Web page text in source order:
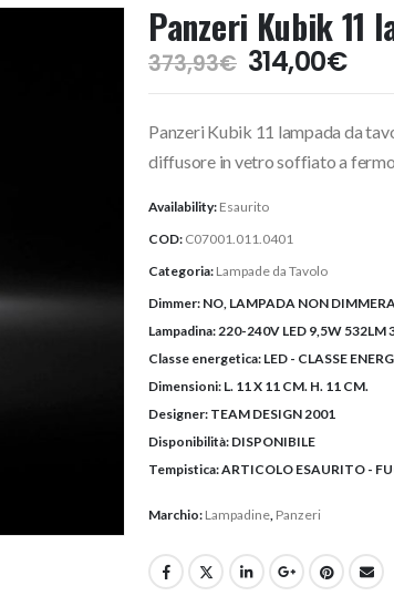
Panzeri Kubik 11
373,93€ Il
prezzo
era:
373,93€.
314,00€Il
è:
Panzeri Kubik 11 lampada da
diffusore in vetro soffiato a
Availability: Esaurito
COD: C07001.011.0401
Categoria: Lampade da Tavolo
Dimmer: NO, LAMPADA NON
Lampadina: 220-240V LED 9,5W 532LM
Classe energetica: LED - CLASSE
Dimensioni: L. 11 X 11 CM. H. 11 CM.
Designer: TEAM DESIGN 2001
Disponibilità: DISPONIBILE
Tempistica:ARTICOLO ESAURITO -
Marchio: Lampadine Panzeri